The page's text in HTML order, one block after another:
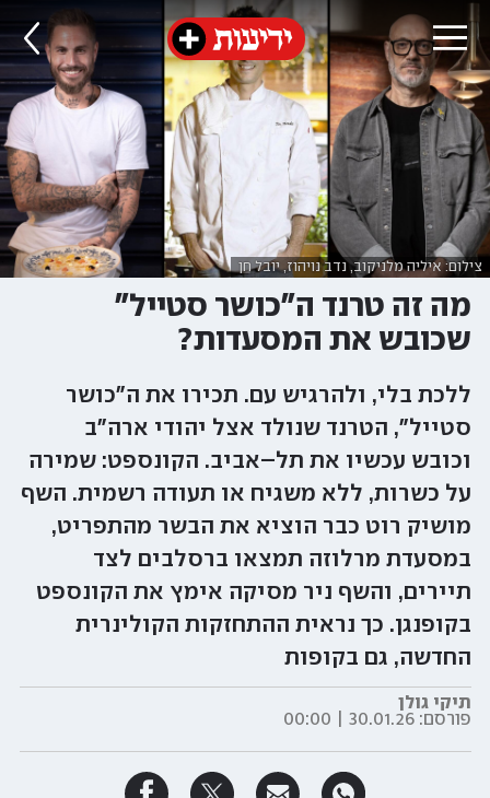
צילום: איליה מלניקוב, נדב נויהוז, יובל חן
מה זה טרנד ה"כושר סטייל"
שכובש את המסעדות?
ללכת בלי, ולהרגיש עם. תכירו את ה"כושר
סטייל", הטרנד שנולד אצל יהודי ארה"ב
וכובש עכשיו את תל–אביב. הקונספט: שמירה
על כשרות, ללא משגיח או תעודה רשמית. השף
מושיק רוט כבר הוציא את הבשר מהתפריט,
במסעדת מרלוזה תמצאו ברסלבים לצד
תיירים, והשף ניר מסיקה אימץ את הקונספט
בקופנגן. כך נראית ההתחזקות הקולינרית
החדשה, גם בקופות
תיקי גולן
פורסם:30.01.26 | 00:00